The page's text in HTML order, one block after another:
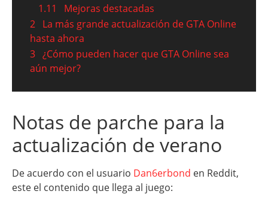
1.11
Mejoras destacadas
2 La más grande actualización de GTA Online
hasta ahora
3 ¿Cómo pueden hacer que GTA Online sea
aún mejor?
Notas de parche para la
actualización de verano
De acuerdo con el usuario Dan6erbond en Reddit,
este el contenido que llega al juego: